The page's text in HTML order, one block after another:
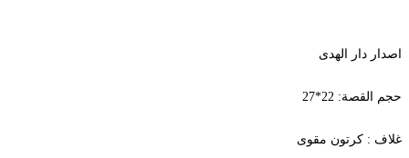
اصدار دار الهدى
حجم القصة: 22*27
غلاف : كرتون مقوى